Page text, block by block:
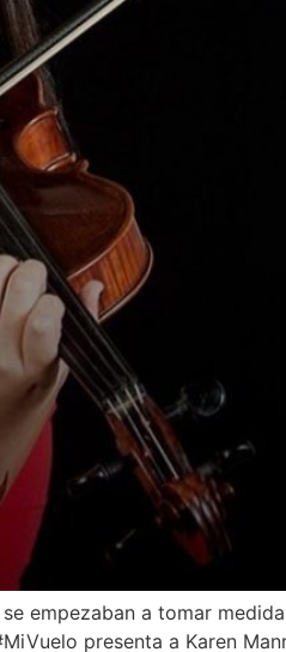
empezaban a tomar
presenta a Karen